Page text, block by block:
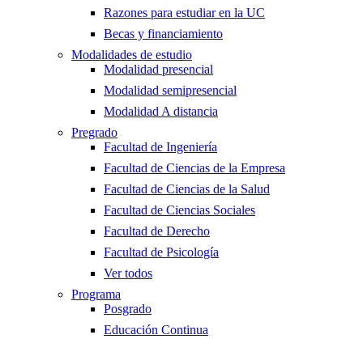
Razones para estudiar en la UC
Becas y financiamiento
Modalidades de estudio
Modalidad presencial
Modalidad semipresencial
Modalidad A distancia
Pregrado
Facultad de Ingeniería
Facultad de Ciencias de la Empresa
Facultad de Ciencias de la Salud
Facultad de Ciencias Sociales
Facultad de Derecho
Facultad de Psicología
Ver todos
Programa
Posgrado
Educación Continua